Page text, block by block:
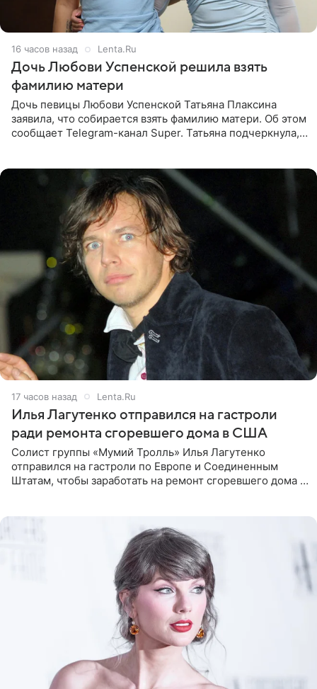
16 часов назад Lenta.Ru
Дочь Любови Успенской решила взять
фамилию матери
Дочь певицы Любови Успенской Татьяна Плаксина
заявила, что собирается взять фамилию матери. Об этом
сообщает Telegram-канал Super. Татьяна подчеркнула,
17 часов назад Lenta.Ru
Илья Лагутенко отправился на гастроли
ради ремонта сгоревшего дома в США
Солист группы «Мумий Тролль» Илья Лагутенко
отправился на гастроли по Европе и Соединенным
Штатам, чтобы заработать на ремонт сгоревшего дома в